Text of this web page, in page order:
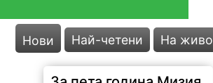
Нови Най-четени На живо
За пета година Мизия
събра талантите си на
панаирната сцена /